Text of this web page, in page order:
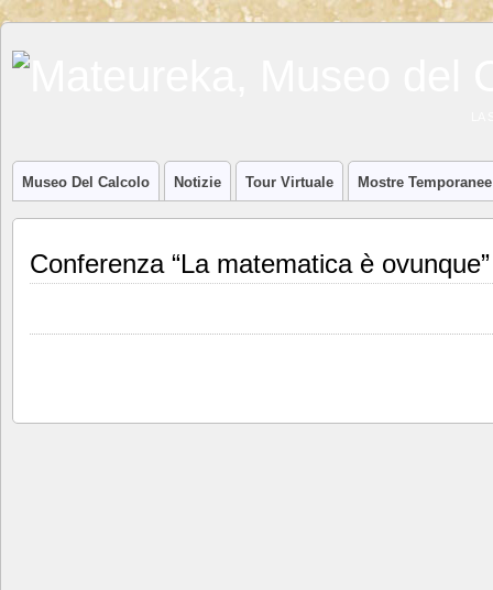
Museo Del Calcolo Notizie Tour Virtuale Mostre Temporanee
Conferenza “La matematica è ovunque”